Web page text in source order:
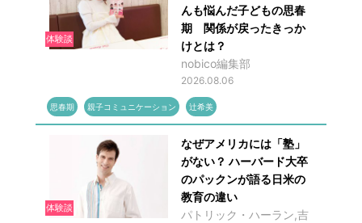
体験談
んも悩んだ子どもの思春
期 関係が戻ったきっか
けとは？
nobico編集部
2026.08.06
思春期 親子コミュニケーション 辻希美
体験談
なぜアメリカには「塾」
がない？ ハーバード大卒
のパックンが語る日米の
教育の違い
パトリック・ハーラン,吉